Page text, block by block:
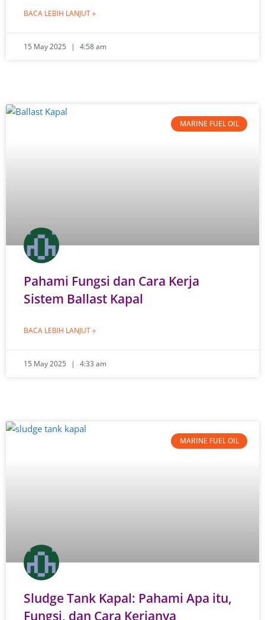
BACA LEBIH LANJUT »
15 May 2025 4:58 am
MARINE FUEL OIL
Pahami Fungsi dan Cara Kerja
Sistem Ballast Kapal
BACA LEBIH LANJUT »
15 May 2025 4:33 am
MARINE FUEL OIL
Sludge Tank Kapal: Pahami Apa itu,
Fungsi, dan Cara Kerjanya